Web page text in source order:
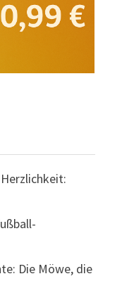
Die Möwe, die